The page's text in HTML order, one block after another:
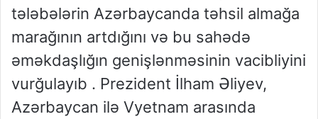
tələbələrin Azərbaycanda təhsil almağa
marağının artdığını və bu sahədə
əməkdaşlığın genişlənməsinin vacibliyini
vurğulayıb . Prezident İlham Əliyev,
Azərbaycan ilə Vyetnam arasında